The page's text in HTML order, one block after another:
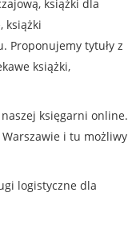
książki dla
książki
Proponujemy tytuły z
książki,
księgarni online.
i tu możliwy
logistyczne dla